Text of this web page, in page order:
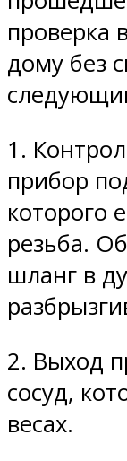
проверка
дому без
1.
прибор
которого
резьба.
шланг в
2. Выход
сосуд,
весах.